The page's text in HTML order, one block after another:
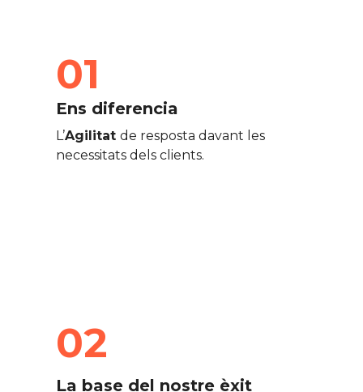
01
Ens diferencia
L’Agilitat de resposta davant les
necessitats dels clients.
02
La base del nostre èxit